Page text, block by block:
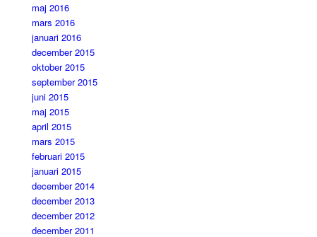
maj 2016
mars 2016
januari 2016
december 2015
oktober 2015
september 2015
juni 2015
maj 2015
april 2015
mars 2015
februari 2015
januari 2015
december 2014
december 2013
december 2012
december 2011